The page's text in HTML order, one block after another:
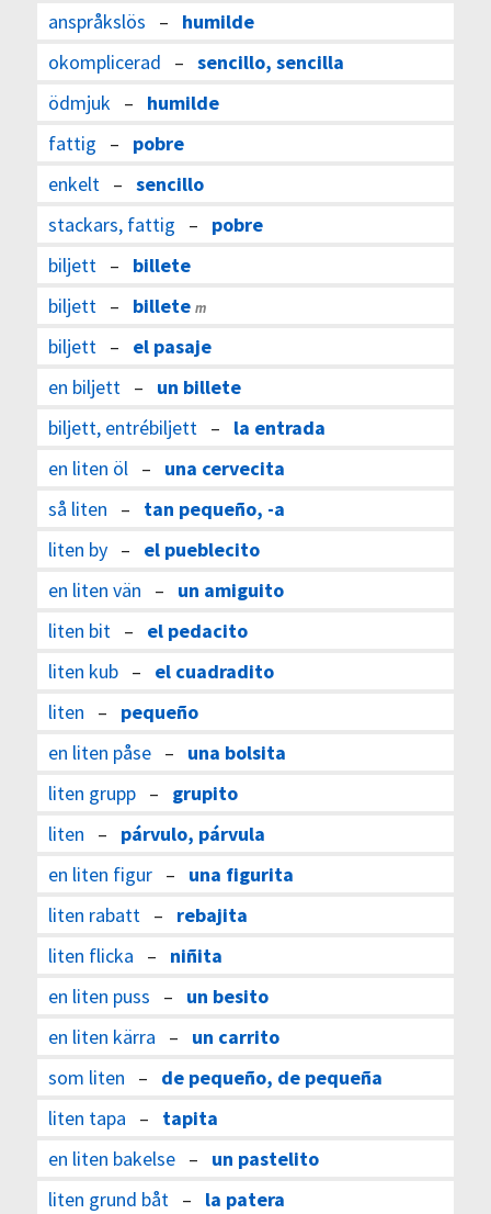
anspråkslös – humilde
okomplicerad – sencillo, sencilla
ödmjuk – humilde
fattig – pobre
enkelt – sencillo
stackars, fattig – pobre
biljett – billete
biljett – billete m
biljett – el pasaje
en biljett – un billete
biljett, entrébiljett – la entrada
en liten öl – una cervecita
så liten – tan pequeño, -a
liten by– el pueblecito
en liten vän – un amiguito
liten bit – el pedacito
liten kub– el cuadradito
liten – pequeño
en liten påse– una bolsita
liten grupp– grupito
liten – párvulo, párvula
en liten figur– una figurita
liten rabatt – rebajita
liten flicka – niñita
en liten puss – un besito
en liten kärra – un carrito
som liten – de pequeño, de pequeña
liten tapa – tapita
en liten bakelse– un pastelito
liten grund båt – la patera